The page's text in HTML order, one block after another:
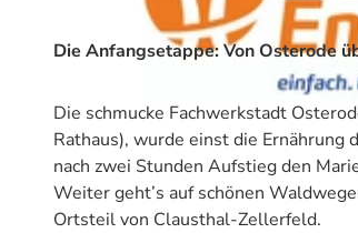
Die Anfangsetappe: Von Osterode
Die schmucke Fachwerkstadt
Rathaus), wurde einst die
nach zwei Stunden Aufstieg den
Weiter geht’s auf schönen
Ortsteil von Clausthal-Zellerfeld.